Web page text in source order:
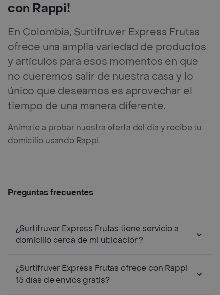
con Rappi!
En Colombia, Surtifruver Express Frutas
ofrece una amplia variedad de productos
y artículos para esos momentos en que
no queremos salir de nuestra casa y lo
único que deseamos es aprovechar el
tiempo de una manera diferente.
Anímate a probar nuestra oferta del día y recibe tu
domicilio usando Rappi.
Preguntas frecuentes
¿Surtifruver Express Frutas tiene servicio a
domicilio cerca de mi ubicación?
¿Surtifruver Express Frutas ofrece con Rappi
15 días de envíos gratis?